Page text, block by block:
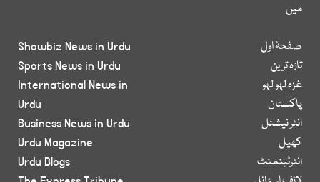
میں
صفحۂ اول
تازہ ترین
غزہ لہو لہو
پاکستان
انٹر نیشنل
کھیل
انٹرٹینمنٹ
Showbiz News in Urdu
Sports News in Urdu
International News in
Urdu
Business News in Urdu
Urdu Magazine
Urdu Blogs